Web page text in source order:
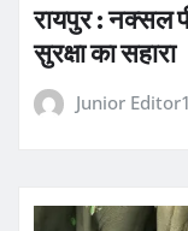
रायपुर : नक्सल
सुरक्षा का सहारा
Junior Editor1